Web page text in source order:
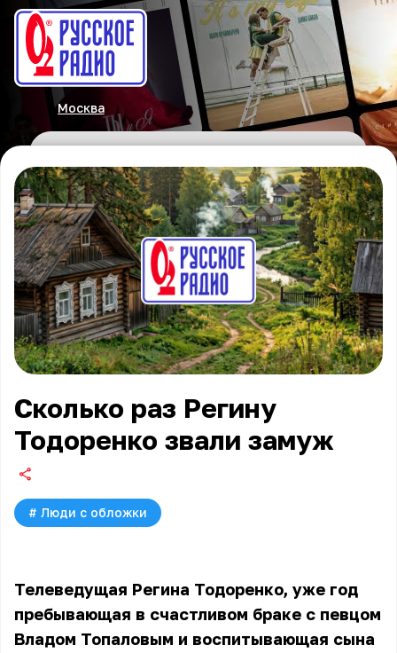
Москва
Сколько раз Регину
Тодоренко звали замуж
# Люди с обложки
Телеведущая Регина Тодоренко, уже год
пребывающая в счастливом браке с певцом
Владом Топаловым и воспитывающая сына